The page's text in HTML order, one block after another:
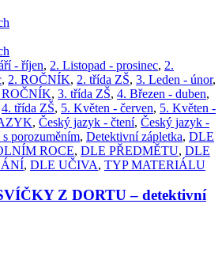
- říjen, 2. Listopad - prosinec, 2.
, 2. ROČNÍK, 2. třída ZŠ, 3. Leden - únor,
ROČNÍK, 3. třída ZŠ, 4. Březen - duben,
4. třída ZŠ, 5. Květen - červen, 5. Květen -
, Český jazyk - čtení, Český jazyk -
porozuměním, Detektivní zápletka, DLE
ROCE, DLE PŘEDMĚTU, DLE
, DLE UČIVA, TYP MATERIÁLU
Z DORTU – detektivní